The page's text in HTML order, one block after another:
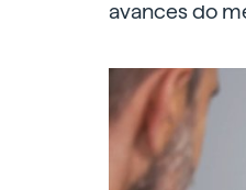
avances do